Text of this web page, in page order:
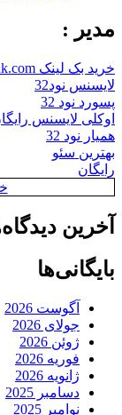
مدیر :
خرید بک لینک behtarinbacklink.com
لایسنس نود32
پسورد نود 32
اوکلی لایسنس رایگان
همیار نود 32
بهترین سئو
رایگان
آخرین
بایگانی‌ها
آگوست 2026
جولای 2026
ژوئن 2026
فوریه 2026
ژانویه 2026
دسامبر 2025
نوامبر 2025